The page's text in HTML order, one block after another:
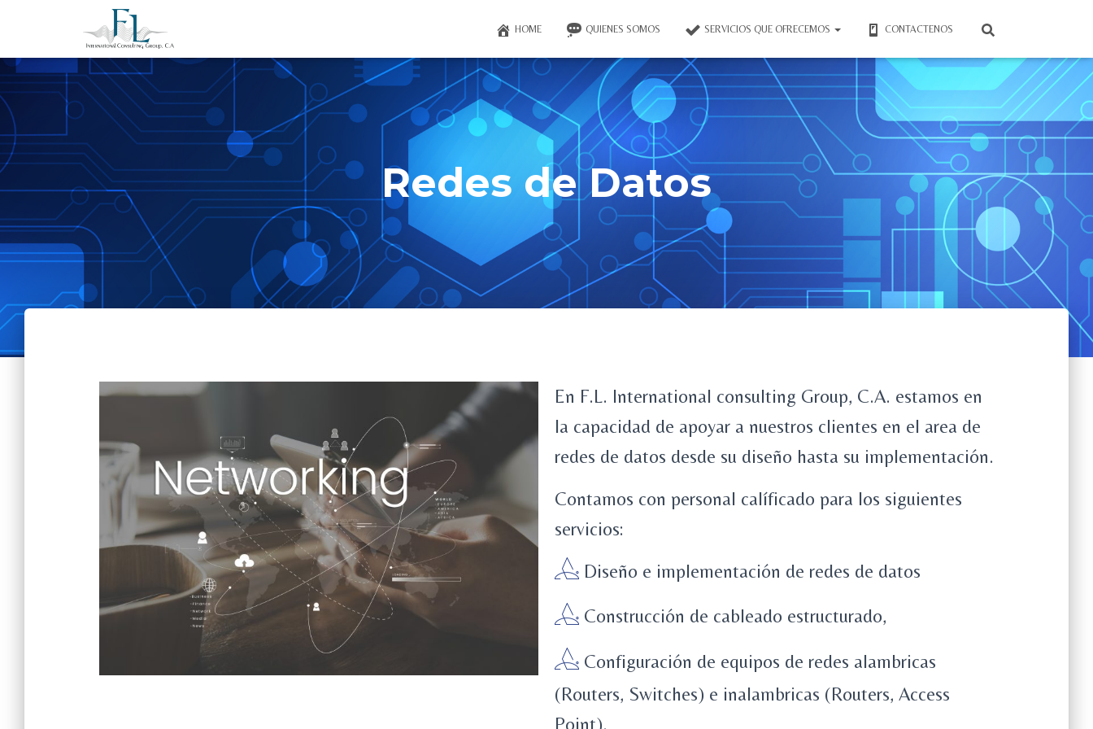
HOME QUIENES SOMOS SERVICIOS QUE OFRECEMOS CONTACTENOS
Redes de Datos
En F.L. International consulting Group, C.A. estamos en
la capacidad de apoyar a nuestros clientes en el area de
redes de datos desde su diseño hasta su implementación.
Contamos con personal calíficado para los siguientes
servicios:
Diseño e implementación de redes de datos
Construcción de cableado estructurado,
Configuración de equipos de redes alambricas
(Routers, Switches) e inalambricas (Routers, Access
Point).